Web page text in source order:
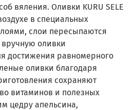
вяления. Оливки KURU SELE
в специальных
слои пересыпаются
оливки
достижения равномерного
оливки благодаря
сохраняют
витаминов и полезных
цедру апельсина,